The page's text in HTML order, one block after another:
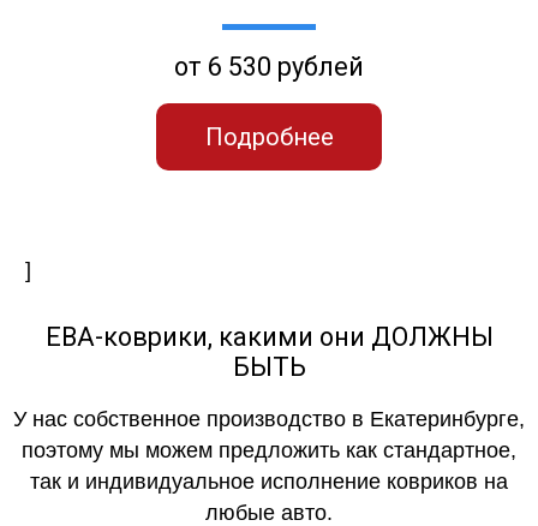
от 6 530 рублей
Подробнее
]
ЕВА-коврики, какими они ДОЛЖНЫ
БЫТЬ
У нас собственное производство в Екатеринбурге,
поэтому мы можем предложить как стандартное,
так и индивидуальное исполнение ковриков на
любые авто.